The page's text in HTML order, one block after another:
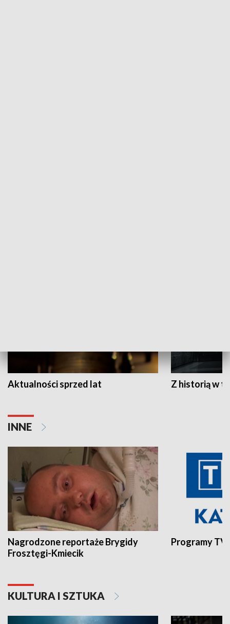
Aktualności sprzed lat Z historią w
INNE
Nagrodzone reportaże Brygidy
Frosztęgi-Kmiecik
Programy
KULTURA I SZTUKA